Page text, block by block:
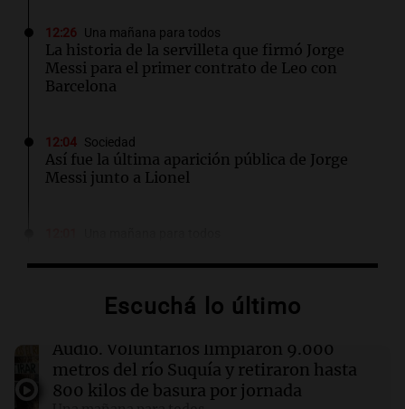
12:26 Una mañana para todos
La historia de la servilleta que firmó Jorge
Messi para el primer contrato de Leo con
Barcelona
12:04 Sociedad
Así fue la última aparición pública de Jorge
Messi junto a Lionel
hubiera llegado adonde llegó"
“Abrazo gigante, jefe”: el bar de la familia
Messi cerró sus puertas por duelo
Escuchá lo último
Audio. Voluntarios limpiaron 9.000
metros del río Suquía y retiraron hasta
800 kilos de basura por jornada